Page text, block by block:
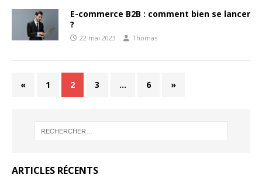
E-commerce B2B : comment bien se lancer
?
22 mai 2023 Thomas
« 1 2 3 … 6 »
ARTICLES RÉCENTS